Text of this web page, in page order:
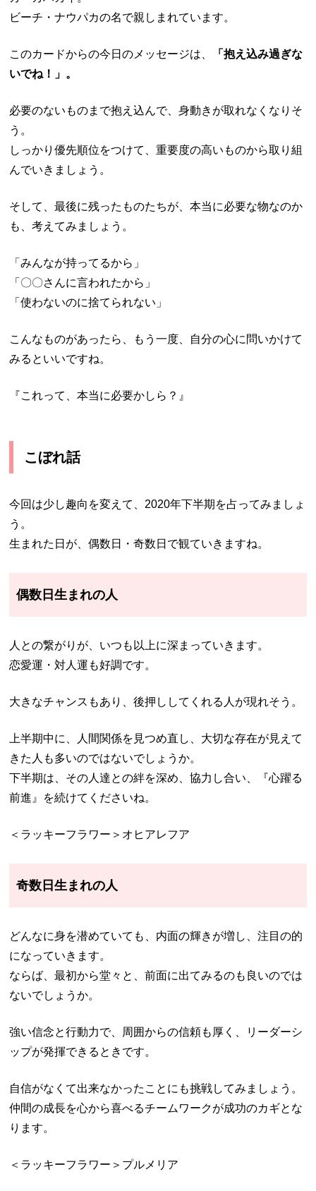
ビーチ・ナウパカの名で親しまれています。
このカードからの今日のメッセージは、
「抱え込み過ぎな
いでね！」。
必要のないものまで抱え込んで、身動きが取れなくなりそ
う。
しっかり優先順位をつけて、重要度の高いものから取り組
んでいきましょう。
そして、最後に残ったものたちが、本当に必要な物なのか
も、考えてみましょう。
「みんなが持ってるから」
「〇〇さんに言われたから」
「使わないのに捨てられない」
こんなものがあったら、もう一度、自分の心に問いかけて
みるといいですね。
『これって、本当に必要かしら？』
こぼれ話
今回は少し趣向を変えて、2020年下半期を占ってみましょ
う。
生まれた日が、偶数日・奇数日で観ていきますね。
偶数日生まれの人
人との繋がりが、いつも以上に深まっていきます。
恋愛運・対人運も好調です。
大きなチャンスもあり、後押ししてくれる人が現れそう。
上半期中に、人間関係を見つめ直し、大切な存在が見えて
きた人も多いのではないでしょうか。
下半期は、その人達との絆を深め、協力し合い、『心躍る
前進』を続けてくださいね。
＜ラッキーフラワー＞オヒアレフア
奇数日生まれの人
どんなに身を潜めていても、内面の輝きが増し、注目の的
になっていきます。
ならば、最初から堂々と、前面に出てみるのも良いのでは
ないでしょうか。
強い信念と行動力で、周囲からの信頼も厚く、リーダーシ
ップが発揮できるときです。
自信がなくて出来なかったことにも挑戦してみましょう。
仲間の成長を心から喜べるチームワークが成功のカギとな
ります。
＜ラッキーフラワー＞プルメリア